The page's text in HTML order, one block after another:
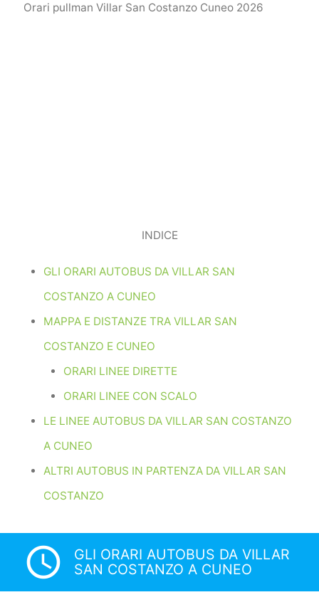
Orari pullman Villar San Costanzo Cuneo 2026
INDICE
GLI ORARI AUTOBUS DA VILLAR SAN
COSTANZO A CUNEO
MAPPA E DISTANZE TRA VILLAR SAN
COSTANZO E CUNEO
ORARI LINEE DIRETTE
ORARI LINEE CON SCALO
LE LINEE AUTOBUS DA VILLAR SAN COSTANZO
A CUNEO
ALTRI AUTOBUS IN PARTENZA DA VILLAR SAN
COSTANZO
access_time
GLI ORARI AUTOBUS DA VILLAR
SAN COSTANZO A CUNEO